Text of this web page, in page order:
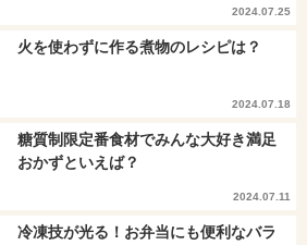
2024.07.25
火を使わずに作る煮物のレシピは？
2024.07.18
糖質制限定番食材でみんな大好き満足
おかずといえば？
2024.07.11
冷凍技が光る！お弁当にも便利なバラ